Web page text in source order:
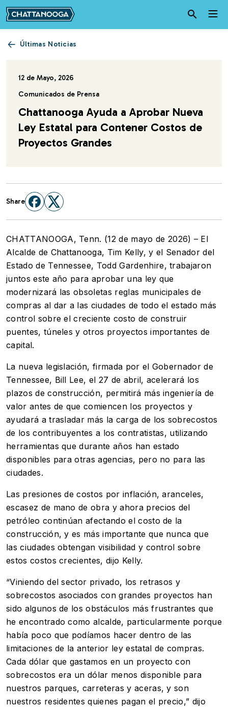
Pasar al contenido principal
Últimas Noticias
12 de Mayo, 2026
Comunicados de Prensa
Chattanooga Ayuda a Aprobar Nueva
Ley Estatal para Contener Costos de
Proyectos Grandes
Share
CHATTANOOGA, Tenn. (12 de mayo de 2026) – El
Alcalde de Chattanooga, Tim Kelly, y el Senador del
Estado de Tennessee, Todd Gardenhire, trabajaron
juntos este año para aprobar una ley que
modernizará las obsoletas reglas municipales de
compras al dar a las ciudades de todo el estado más
control sobre el creciente costo de construir
puentes, túneles y otros proyectos importantes de
capital.
La nueva legislación, firmada por el Gobernador de
Tennessee, Bill Lee, el 27 de abril, acelerará los
plazos de construcción, permitirá más ingeniería de
valor antes de que comiencen los proyectos y
ayudará a trasladar más la carga de los sobrecostos
de los contribuyentes a los contratistas, utilizando
herramientas que durante años han estado
disponibles para otras agencias, pero no para las
ciudades.
Las presiones de costos por inflación, aranceles,
escasez de mano de obra y ahora precios del
petróleo continúan afectando el costo de la
construcción, y es más importante que nunca que
las ciudades obtengan visibilidad y control sobre
estos costos crecientes, dijo Kelly.
“Viniendo del sector privado, los retrasos y
sobrecostos asociados con grandes proyectos han
sido algunos de los obstáculos más frustrantes que
he encontrado como alcalde, particularmente porque
había poco que podíamos hacer dentro de las
limitaciones de la anterior ley estatal de compras.
Cada dólar que gastamos en un proyecto con
sobrecostos era un dólar menos disponible para
nuestros parques, carreteras y aceras, y son
nuestros residentes quienes pagan el precio,” dijo